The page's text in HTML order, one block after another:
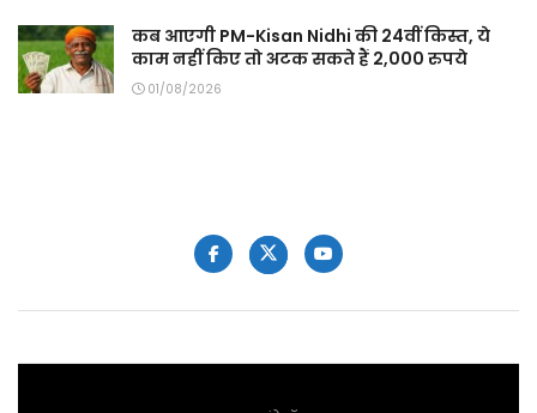
कब आएगी PM-Kisan Nidhi की 24वीं किस्त, ये
काम नहीं किए तो अटक सकते हैं 2,000 रुपये
01/08/2026